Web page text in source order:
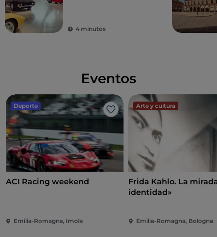
4 minutos
Eventos
Deporte
Me gusta
ACI Racing weekend
Emilia-Romagna, Imola
Arte y cultura
Frida Kahlo. La
identidad»
Emilia-Romagna, Bologna